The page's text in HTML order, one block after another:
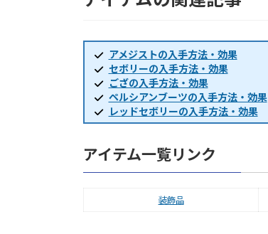
アメジストの入手方法・効果
セボリーの入手方法・効果
ござの入手方法・効果
ペルシアンブーツの入手方法・効果
レッドセボリーの入手方法・効果
アイテム一覧リンク
装飾品